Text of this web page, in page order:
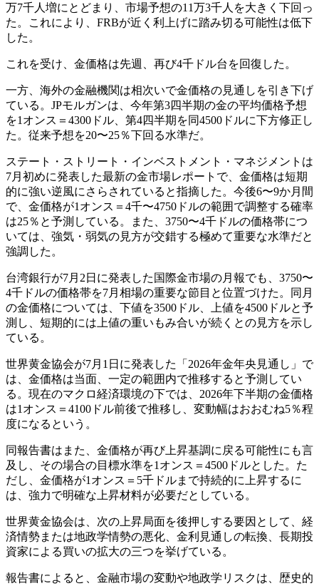
万7千人増にとどまり、市場予想の11万3千人を大きく下回っ
た。これにより、FRBが近く利上げに踏み切る可能性は低下
した。
これを受け、金価格は先週、再び4千ドル台を回復した。
一方、海外の金融機関は相次いで金価格の見通しを引き下げ
ている。JPモルガンは、今年第3四半期の金の平均価格予想
を1オンス＝4300ドル、第4四半期を同4500ドルに下方修正し
た。従来予想を20〜25％下回る水準だ。
ステート・ストリート・インベストメント・マネジメントは
7月初めに発表した最新の金市場レポートで、金価格は短期
的に強い逆風にさらされていると指摘した。今後6〜9か月間
で、金価格が1オンス＝4千〜4750ドルの範囲で調整する確率
は25％と予測している。また、3750〜4千ドルの価格帯につ
いては、強気・弱気の見方が交錯する極めて重要な水準だと
強調した。
台湾銀行が7月2日に発表した国際金市場の月報でも、3750〜
4千ドルの価格帯を7月相場の重要な節目と位置づけた。同月
の金価格については、下値を3500ドル、上値を4500ドルと予
測し、短期的には上値の重いもみ合いが続くとの見方を示し
ている。
世界黄金協会が7月1日に発表した「2026年金年央見通し」で
は、金価格は当面、一定の範囲内で推移すると予測してい
る。現在のマクロ経済環境の下では、2026年下半期の金価格
は1オンス＝4100ドル前後で推移し、変動幅はおおむね5％程
度になるという。
同報告書はまた、金価格が再び上昇基調に戻る可能性にも言
及し、その場合の目標水準を1オンス＝4500ドルとした。た
だし、金価格が1オンス＝5千ドルまで持続的に上昇するに
は、強力で明確な上昇材料が必要だとしている。
世界黄金協会は、次の上昇局面を後押しする要因として、経
済情勢または地政学情勢の悪化、金利見通しの転換、長期投
資家による買いの拡大の三つを挙げている。
報告書によると、金融市場の変動や地政学リスクは、歴史的